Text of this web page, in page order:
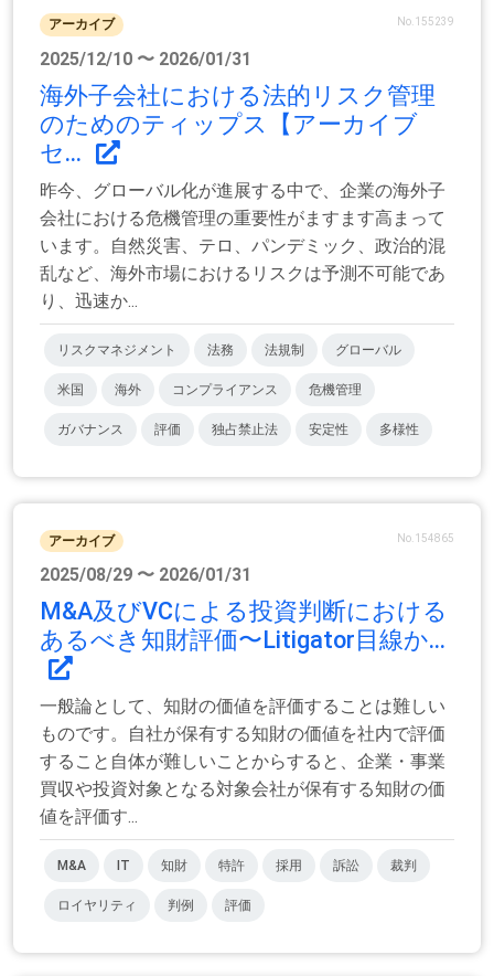
アーカイブ No.155239
2025/12/10 〜 2026/01/31
海外子会社における法的リスク管理
のためのティップス【アーカイブ
セ...
昨今、グローバル化が進展する中で、企業の海外子
会社における危機管理の重要性がますます高まって
います。自然災害、テロ、パンデミック、政治的混
乱など、海外市場におけるリスクは予測不可能であ
り、迅速か...
リスクマネジメント 法務 法規制 グローバル
米国 海外 コンプライアンス 危機管理
ガバナンス 評価 独占禁止法 安定性 多様性
アーカイブ No.154865
2025/08/29 〜 2026/01/31
M&A及びVCによる投資判断における
あるべき知財評価〜Litigator目線か...
一般論として、知財の価値を評価することは難しい
ものです。自社が保有する知財の価値を社内で評価
すること自体が難しいことからすると、企業・事業
買収や投資対象となる対象会社が保有する知財の価
値を評価す...
M&A IT 知財 特許 採用 訴訟 裁判
ロイヤリティ 判例 評価